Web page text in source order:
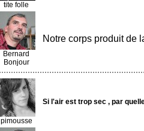
tite folle
Bernard
Bonjour
Notre corps produit de
pimousse
Si l'air est trop sec , par